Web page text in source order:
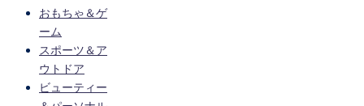
おもちゃ＆ゲ
ーム
スポーツ＆ア
ウトドア
ビューティー